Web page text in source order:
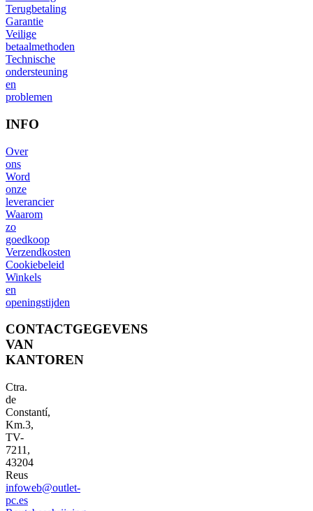
Terugbetaling
Garantie
Veilige
betaalmethoden
Technische
ondersteuning
en
problemen
INFO
Over
ons
Word
onze
leverancier
Waarom
zo
goedkoop
Verzendkosten
Cookiebeleid
Winkels
en
openingstijden
CONTACTGEGEVENS
VAN
KANTOREN
Ctra.
de
Constantí,
Km.3,
TV-
7211,
43204
Reus
infoweb@outlet-
pc.es